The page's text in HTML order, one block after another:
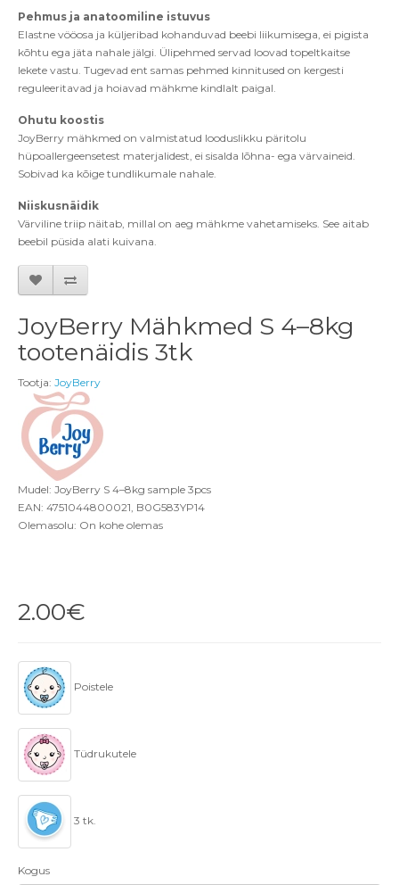
Pehmus ja anatoomiline istuvus
Elastne vööosa ja küljeribad kohanduvad beebi liikumisega, ei pigista
kõhtu ega jäta nahale jälgi. Ülipehmed servad loovad topeltkaitse
lekete vastu. Tugevad ent samas pehmed kinnitused on kergesti
reguleeritavad ja hoiavad mähkme kindlalt paigal.
Ohutu koostis
JoyBerry mähkmed on valmistatud looduslikku päritolu
hüpoallergeensetest materjalidest, ei sisalda lõhna- ega värvaineid.
Sobivad ka kõige tundlikumale nahale.
Niiskusnäidik
Värviline triip näitab, millal on aeg mähkme vahetamiseks. See aitab
beebil püsida alati kuivana.
JoyBerry Mähkmed S 4–8kg
tootenäidis 3tk
Tootja: JoyBerry
Mudel: JoyBerry S 4–8kg sample 3pcs
EAN: 4751044800021, B0G583YP14
Olemasolu: On kohe olemas
2.00€
Poistele
Tüdrukutele
3 tk.
Kogus